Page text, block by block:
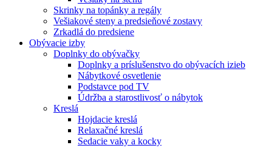
Skrinky na topánky a regály
Vešiakové steny a predsieňové zostavy
Zrkadlá do predsiene
Obývacie izby
Doplnky do obývačky
Doplnky a príslušenstvo do obývacích izieb
Nábytkové osvetlenie
Podstavce pod TV
Údržba a starostlivosť o nábytok
Kreslá
Hojdacie kreslá
Relaxačné kreslá
Sedacie vaky a kocky